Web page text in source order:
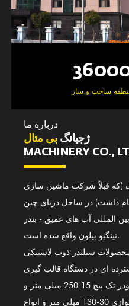
36000
منطقه ساخت و ساز
درباره ما
ژجیانگبی متال
MACHINERY CO.,
(که قبلاً شرکت ماشین سازی
داشت) در ساحل دریای چین
المللی آب های عمیق - بندر
نینگبو بیلون واقع شده است.
سیلندر ذوب لاستیکی
ای در دستگاه قالب گیری
تزریق 30-40000 گرم، اکسترودر تک پیچ 15-250 میلی متر و
اکسترودر دو پیچ مخروطی و موازی 30-130 میلی متر و انواع